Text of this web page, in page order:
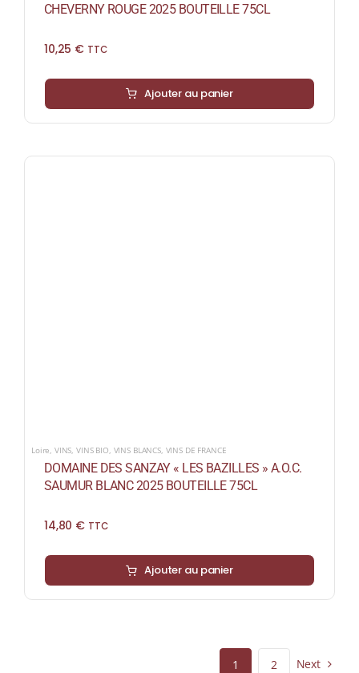
CHEVERNY ROUGE 2025 BOUTEILLE 75CL
10,25 € TTC
Ajouter au panier
Loire, VINS,VINS BIO, VINS BLANCS, VINS DE FRANCE
DOMAINE DES SANZAY « LES BAZILLES » A.O.C.
SAUMUR BLANC 2025 BOUTEILLE 75CL
14,80 € TTC
Ajouter au panier
1 2 Next